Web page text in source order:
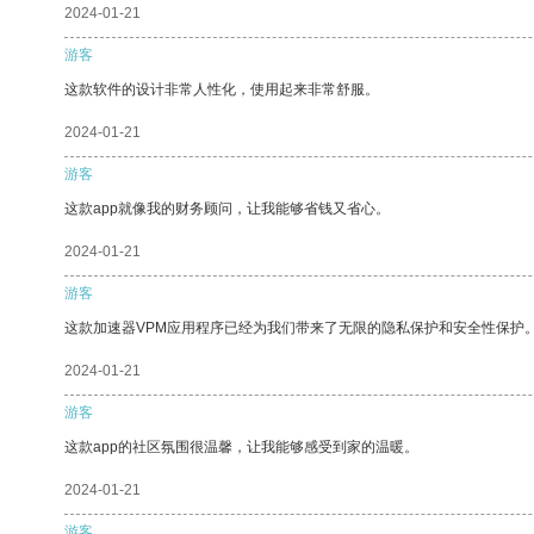
2024-01-21
游客
这款软件的设计非常人性化，使用起来非常舒服。
2024-01-21
游客
这款app就像我的财务顾问，让我能够省钱又省心。
2024-01-21
游客
这款加速器VPM应用程序已经为我们带来了无限的隐私保护和安全性保护
2024-01-21
游客
这款app的社区氛围很温馨，让我能够感受到家的温暖。
2024-01-21